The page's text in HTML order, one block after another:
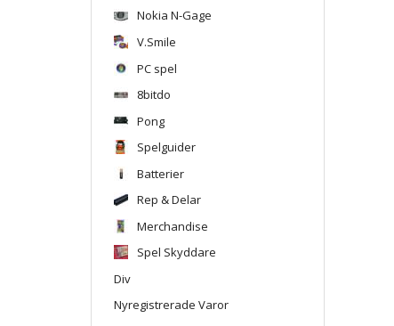
Nokia N-Gage
V.Smile
PC spel
8bitdo
Pong
Spelguider
Batterier
Rep & Delar
Merchandise
Spel Skyddare
Div
Nyregistrerade Varor